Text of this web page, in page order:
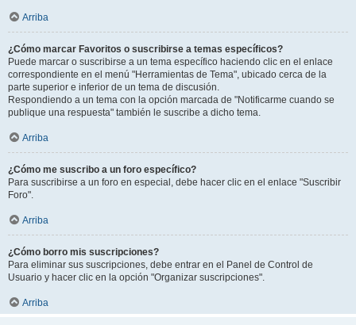
Arriba
¿Cómo marcar Favoritos o suscribirse a temas específicos?
Puede marcar o suscribirse a un tema específico haciendo clic en el enlace
correspondiente en el menú "Herramientas de Tema", ubicado cerca de la
parte superior e inferior de un tema de discusión.
Respondiendo a un tema con la opción marcada de "Notificarme cuando se
publique una respuesta" también le suscribe a dicho tema.
Arriba
¿Cómo me suscribo a un foro específico?
Para suscribirse a un foro en especial, debe hacer clic en el enlace "Suscribir
Foro".
Arriba
¿Cómo borro mis suscripciones?
Para eliminar sus suscripciones, debe entrar en el Panel de Control de
Usuario y hacer clic en la opción "Organizar suscripciones".
Arriba